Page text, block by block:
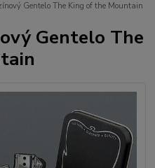
Gentelo The King of the Mountain
Gentelo The